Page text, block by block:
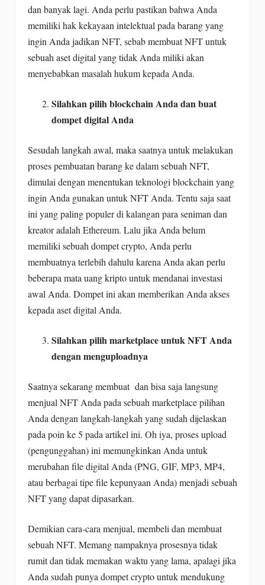
dan banyak lagi. Anda perlu pastikan bahwa Anda
memiliki hak kekayaan intelektual pada barang yang
ingin Anda jadikan NFT, sebab membuat NFT untuk
sebuah aset digital yang tidak Anda miliki akan
menyebabkan masalah hukum kepada Anda.
Silahkan pilih blockchain Anda dan buat
dompet digital Anda
Sesudah langkah awal, maka saatnya untuk melakukan
proses pembuatan barang ke dalam sebuah NFT,
dimulai dengan menentukan teknologi blockchain yang
ingin Anda gunakan untuk NFT Anda. Tentu saja saat
ini yang paling populer di kalangan para seniman dan
kreator adalah Ethereum. Lalu jika Anda belum
memiliki sebuah dompet crypto, Anda perlu
membuatnya terlebih dahulu karena Anda akan perlu
beberapa mata uang kripto untuk mendanai investasi
awal Anda. Dompet ini akan memberikan Anda akses
kepada aset digital Anda.
Silahkan pilih marketplace untuk NFT Anda
dengan menguploadnya
Saatnya sekarang membuat dan bisa saja langsung
menjual NFT Anda pada sebuah marketplace pilihan
Anda dengan langkah-langkah yang sudah dijelaskan
pada poin ke 5 pada artikel ini. Oh iya, proses upload
(pengunggahan) ini memungkinkan Anda untuk
merubahan file digital Anda (PNG, GIF, MP3, MP4,
atau berbagai tipe file kepunyaan Anda) menjadi sebuah
NFT yang dapat dipasarkan.
Demikian cara-cara menjual, membeli dan membuat
sebuah NFT. Memang nampaknya prosesnya tidak
rumit dan tidak memakan waktu yang lama, apalagi jika
Anda sudah punya dompet crypto untuk mendukung